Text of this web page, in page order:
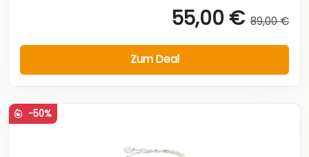
55,00 € 89,00 €
Zum Deal
-50%